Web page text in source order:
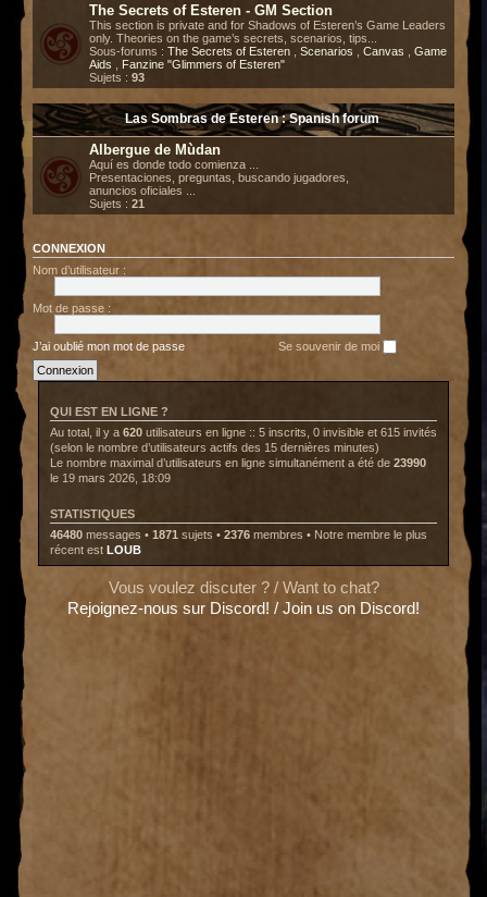
The Secrets of Esteren - GM Section
This section is private and for Shadows of Esteren’s Game Leaders
only. Theories on the game’s secrets, scenarios, tips...
Sous-forums : The Secrets of Esteren Scenarios Canvas
Game
Aids
Fanzine "Glimmers of Esteren"
Sujets : 93
Las Sombras de Esteren : Spanish forum
Albergue de Mùdan
Aquí es donde todo comienza ...
Presentaciones, preguntas, buscando jugadores,
anuncios oficiales ...
Sujets : 21
CONNEXION
Nom d’utilisateur :
Mot de passe :
J’ai oublié mon mot de passe Se souvenir de moi
QUI EST EN LIGNE ?
Au total, il y a 620 utilisateurs en ligne :: 5 inscrits, 0 invisible et 615 invités
(selon le nombre d’utilisateurs actifs des 15 dernières minutes)
Le nombre maximal d’utilisateurs en ligne simultanément a été de 23990
le 19 mars 2026, 18:09
STATISTIQUES
46480 messages • 1871 sujets • 2376 membres • Notre membre le plus
récent est LOUB
Vous voulez discuter ? / Want to chat?
Rejoignez-nous sur Discord! / Join us on Discord!